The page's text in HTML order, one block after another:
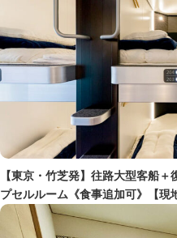
【東京・竹芝発】往路大型客船
プセルルーム《食事追加可》【現